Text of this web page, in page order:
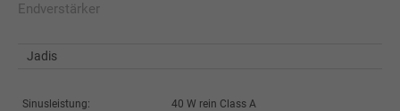
Endverstärker
Jadis
Sinusleistung:
40 W rein Class A